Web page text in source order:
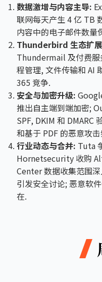
数据激增与内容主导:
联网每天产生 4 亿 TB
内容中的电子邮件数量
Thunderbird 生态扩
Thundermail 及付费
程管理, 文件传输和 AI
365 竞争.
安全与加密升级:
推出自主端到端加密;
SPF, DKIM 和 DMARC
和基于 PDF 的恶意攻
行业动态与合并: Tuta
Hornetsecurity 收购
Center 数据收集范围
引发安全讨论; 恶意软
在.